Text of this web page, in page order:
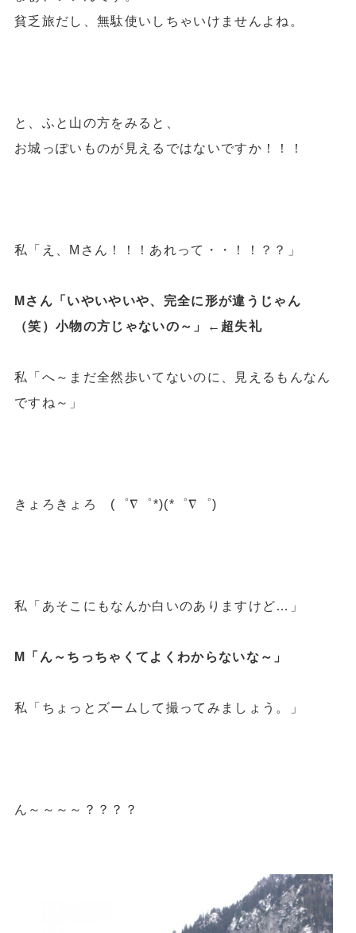
貧乏旅だし、無駄使いしちゃいけませんよね。
と、ふと山の方をみると、
お城っぽいものが見えるではないですか！！！
私「え、Mさん！！！あれって・・！！？？」
Mさん「いやいやいや、完全に形が違うじゃん
（笑）小物の方じゃないの～」←超失礼
私「へ～まだ全然歩いてないのに、見えるもんなん
ですね～」
きょろきょろ (゜∇゜*)(*゜∇゜)
私「あそこにもなんか白いのありますけど…」
M「ん～ちっちゃくてよくわからないな～」
私「ちょっとズームして撮ってみましょう。」
ん～～～～？？？？